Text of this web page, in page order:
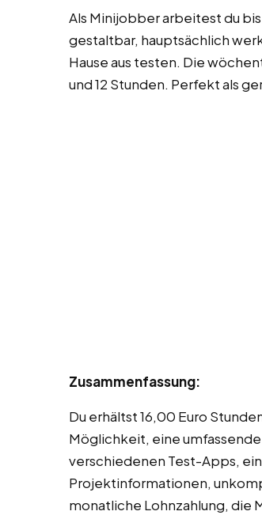
Als Minijobber arbeitest du
gestaltbar, hauptsächlich
Hause aus testen. Die
und 12 Stunden. Perfekt als
Zusammenfassung:
Du erhältst 16,00 Euro
Möglichkeit, eine
verschiedenen Test-Apps,
Projektinformationen,
monatliche Lohnzahlung, die